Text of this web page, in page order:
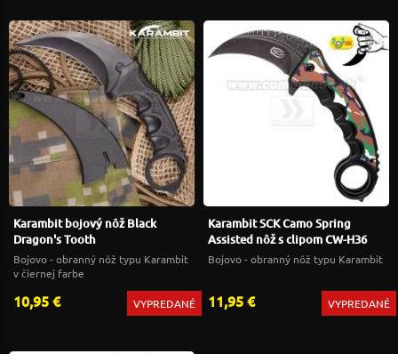
Karambit bojový nôž Black
Dragon's Tooth
Bojovo - obranný nôž typu Karambit
v čiernej farbe
10,95 € VYPREDANÉ
Karambit SCK Camo Spring
Assisted nôž s clipom CW-H36
Bojovo - obranný nôž typu Karambit
11,95 € VYPREDANÉ